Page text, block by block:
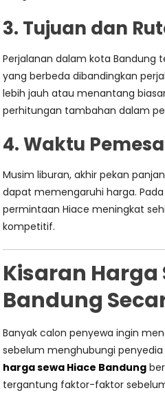
3. Tujuan dan
Perjalanan dalam kota Bandung
yang berbeda dibandingkan
lebih jauh atau menantang
perhitungan tambahan dalam
4. Waktu
Musim liburan, akhir pekan
dapat memengaruhi harga.
permintaan Hiace meningkat
kompetitif.
Kisaran Harga
Bandung
Banyak calon penyewa ingin
sebelum menghubungi
harga sewa Hiace Bandung
tergantung faktor-faktor